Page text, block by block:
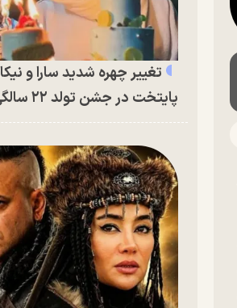
تغییر چهره شدید سارا و
پایتخت در جشن تولد ۲۲ سالگی + تصاویر